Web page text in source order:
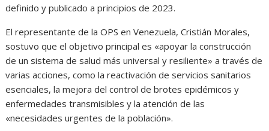
definido y publicado a principios de 2023.
El representante de la OPS en Venezuela, Cristián Morales,
sostuvo que el objetivo principal es «apoyar la construcción
de un sistema de salud más universal y resiliente» a través de
varias acciones, como la reactivación de servicios sanitarios
esenciales, la mejora del control de brotes epidémicos y
enfermedades transmisibles y la atención de las
«necesidades urgentes de la población».